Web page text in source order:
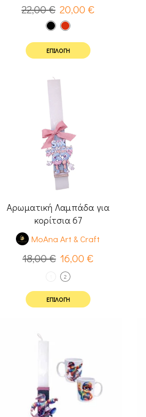
22,00€ 20,00 €
ΕΠΙΛΟΓΉ
Αρωματική Λαμπάδα για
κορίτσια 67
MoAna Art & Craft
18,00€ 16,00 €
2
ΕΠΙΛΟΓΉ